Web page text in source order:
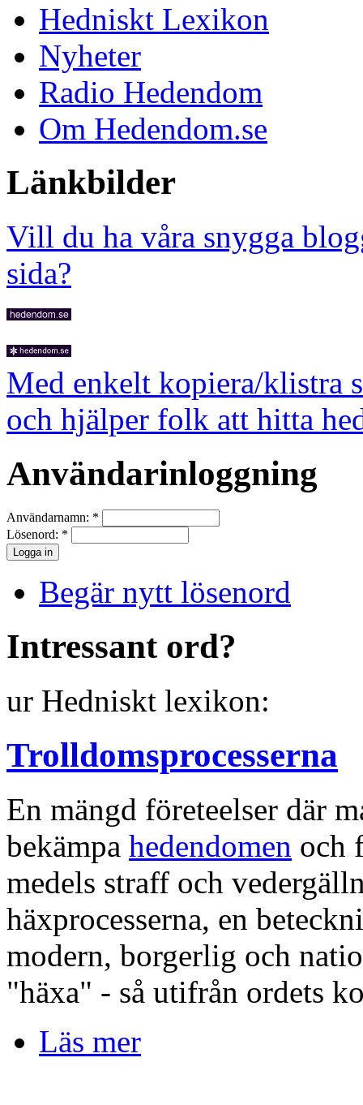
Hedniskt Lexikon
Nyheter
Radio Hedendom
Om Hedendom.se
Länkbilder
Vill du ha våra snygga
sida?
Med enkelt kopiera/klistra
och hjälper folk att hitta
Användarinloggning
Användarnamn: *
Lösenord: *
Begär nytt lösenord
Intressant ord?
ur Hedniskt lexikon:
Trolldomsprocesserna
En mängd företeelser där
bekämpa hedendomen och
medels straff och
häxprocesserna, en
modern, borgerlig och
"häxa" - så utifrån ordets
Läs mer